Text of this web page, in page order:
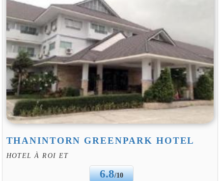
THANINTORN GREENPARK HOTEL
HOTEL À ROI ET
6.8/10